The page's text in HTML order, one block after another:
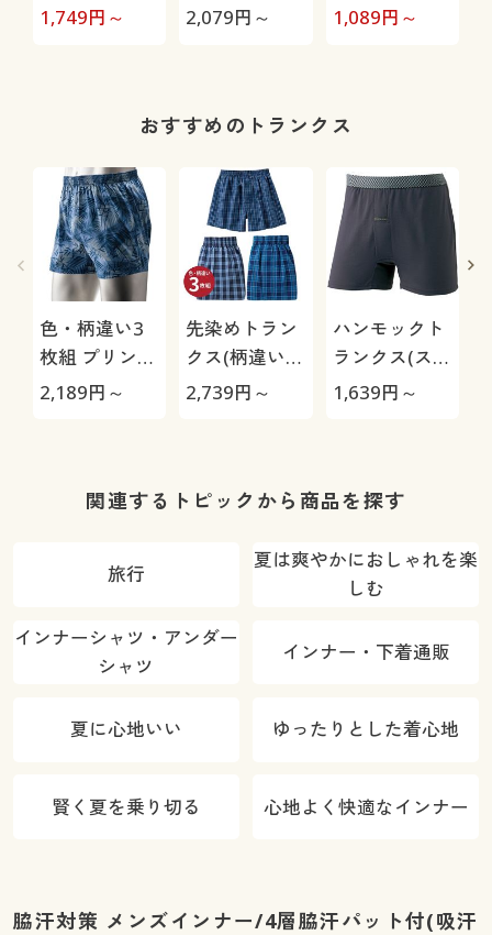
パット付メン
1,749円～ 2,079円～ ト®)
1,089円～
おすすめのトランクス
色・柄違い3
枚組 プリント
トランクス/綿
2,189円～
先染めトラン
クス(柄違い3
枚組)
2,739円～
ハンモックト
ランクス(スリ
ムタイプ)/吸
1,639円～
関連するトピックから商品を探す
旅行
夏は爽やかにおしゃれを楽
しむ
インナーシャツ・アンダー
シャツ
インナー・下着通販
夏に心地いい ゆったりとした着心地
賢く夏を乗り切る 心地よく快適なインナー
脇汗対策 メンズインナー/4層脇汗パット付(吸汗